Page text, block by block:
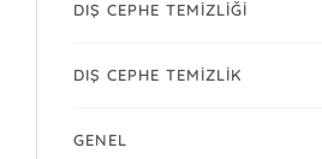
DIŞ CEPHE TEMIZLIĞI
DIŞ CEPHE TEMIZLIK
GENEL